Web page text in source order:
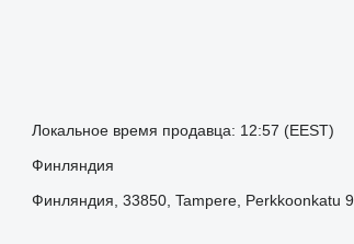
Локальное время продавца: 12:57 (EEST)
Финляндия
Финляндия, 33850, Tampere, Perkkoonkatu 9